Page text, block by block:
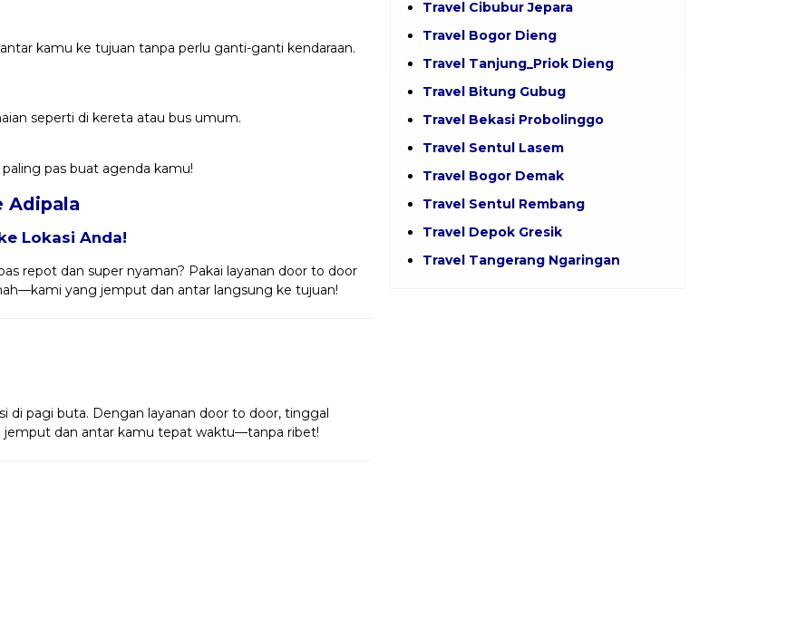
kamu ke tujuan tanpa perlu ganti-ganti kendaraan.
seperti di kereta atau bus umum.
pas buat agenda kamu!
Adipala
Lokasi Anda!
repot dan super nyaman? Pakai layanan door to door
yang jemput dan antar langsung ke tujuan!
di pagi buta. Dengan layanan door to door, tinggal
jemput dan antar kamu tepat waktu—tanpa ribet!
Travel Cibubur Jepara
Travel Bogor Dieng
Travel Tanjung_Priok Dieng
Travel Bitung Gubug
Travel Bekasi Probolinggo
Travel Sentul Lasem
Travel Bogor Demak
Travel Sentul Rembang
Travel Depok Gresik
Travel Tangerang Ngaringan